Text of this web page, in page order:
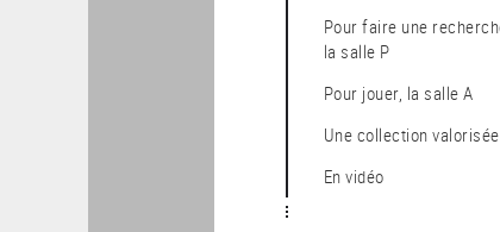
Pour faire une recherche :
la salle P
Pour jouer, la salle A
Une collection valorisée
En vidéo